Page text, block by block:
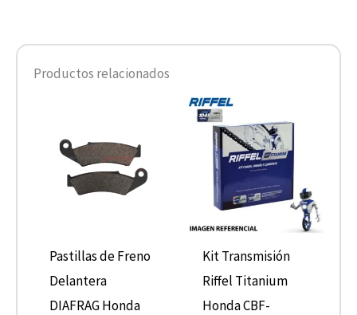
Productos relacionados
Pastillas de Freno
Delantera
DIAFRAG Honda
Kit Transmisión
Riffel Titanium
Honda CBF-